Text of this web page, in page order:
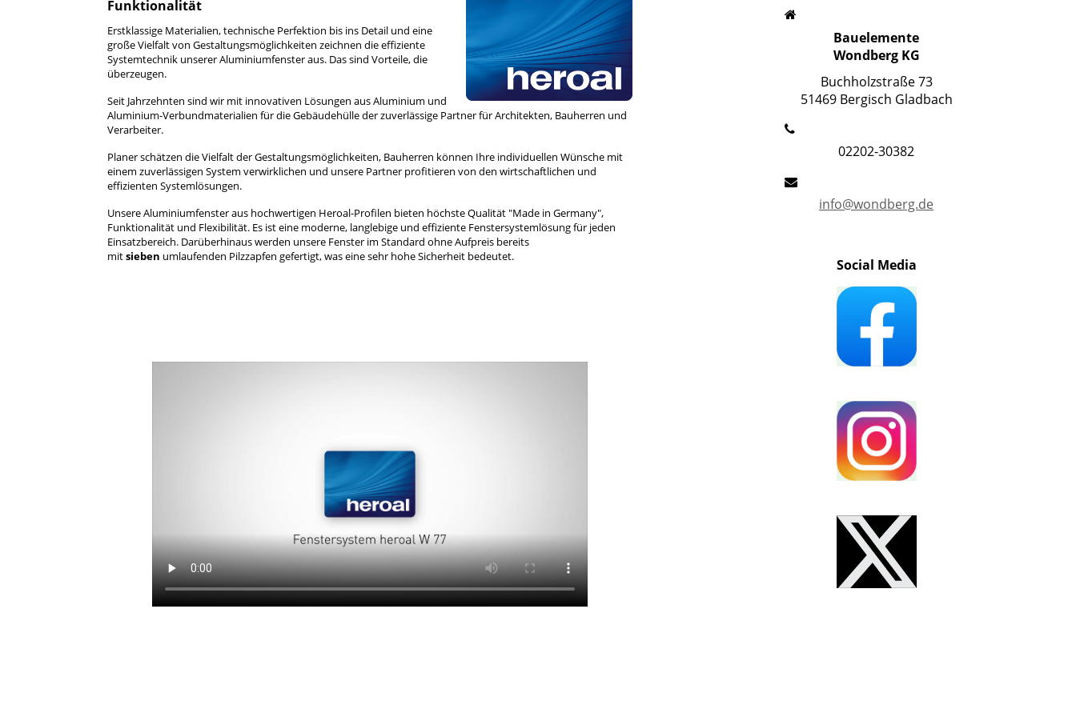
Funktionalität
Erstklassige Materialien, technische Perfektion bis ins Detail und eine
große Vielfalt von Gestaltungsmöglichkeiten zeichnen die effiziente
Systemtechnik unserer Aluminiumfenster aus. Das sind Vorteile, die
überzeugen.
Seit Jahrzehnten sind wir mit innovativen Lösungen aus Aluminium und
Aluminium-Verbundmaterialien für die Gebäudehülle der zuverlässige Partner für Architekten, Bauherren und
Verarbeiter.
Planer schätzen die Vielfalt der Gestaltungsmöglichkeiten, Bauherren können Ihre individuellen Wünsche mit
einem zuverlässigen System verwirklichen und unsere Partner profitieren von den wirtschaftlichen und
effizienten Systemlösungen.
Unsere Aluminiumfenster aus hochwertigen Heroal-Profilen bieten höchste Qualität "Made in Germany",
Funktionalität und Flexibilität. Es ist eine moderne, langlebige und effiziente Fenstersystemlösung für jeden
Einsatzbereich. Darüberhinaus werden unsere Fenster im Standard ohne Aufpreis bereits
mitsieben umlaufenden Pilzzapfen gefertigt, was eine sehr hohe Sicherheit bedeutet.
Bauelemente
Wondberg KG
Buchholzstraße 73
51469 Bergisch Gladbach
02202-30382
info@wondberg.de
Social Media